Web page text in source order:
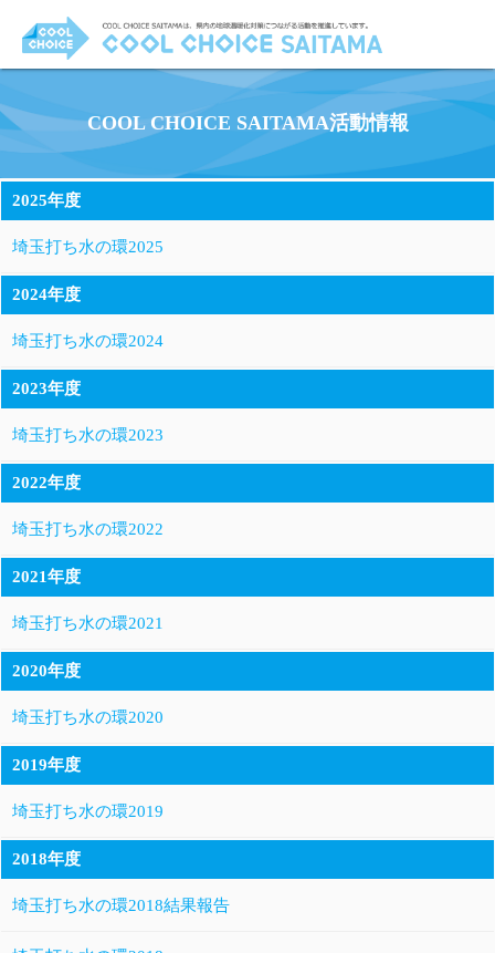
COOL CHOICE SAITAMA活動情報
2025年度
埼玉打ち水の環2025
2024年度
埼玉打ち水の環2024
2023年度
埼玉打ち水の環2023
2022年度
埼玉打ち水の環2022
2021年度
埼玉打ち水の環2021
2020年度
埼玉打ち水の環2020
2019年度
埼玉打ち水の環2019
2018年度
埼玉打ち水の環2018結果報告